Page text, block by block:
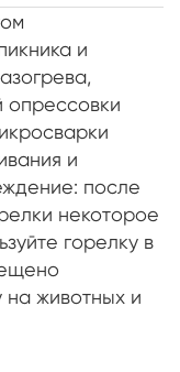
и
опрессовки
и
после
некоторое
горелку в
на животных и